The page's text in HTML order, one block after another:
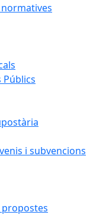
Públics
i subvencions